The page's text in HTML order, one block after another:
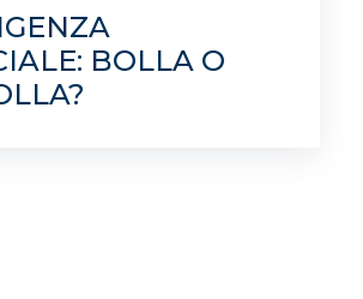
BOLLA O